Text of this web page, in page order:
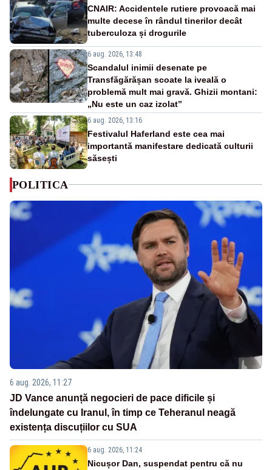
CNAIR: Accidentele rutiere provoacă mai
multe decese în rândul tinerilor decât
tuberculoza și drogurile
6 aug. 2026, 13:48
Scandalul inimii desenate pe
Transfăgărășan scoate la iveală o
problemă mult mai gravă. Ghizii montani:
„Nu este un caz izolat”
6 aug. 2026, 13:16
Festivalul Haferland este cea mai
importantă manifestare dedicată culturii
săsești
POLITICA
6 aug. 2026, 11:27
JD Vance anunță negocieri de pace dificile și
îndelungate cu Iranul, în timp ce Teheranul neagă
existența discuțiilor cu SUA
6 aug. 2026, 11:24
Nicușor Dan, suspendat pentru că nu